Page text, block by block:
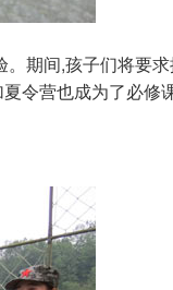
期间,孩子们将要
令营也成为了必修